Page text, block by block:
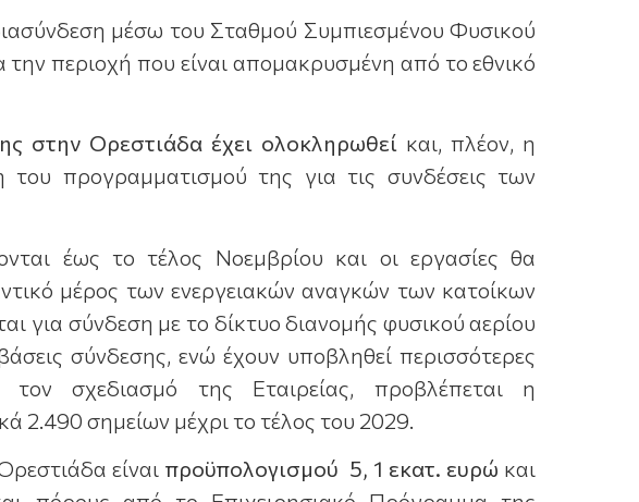
μέσω του Σταθμού Συμπιεσμένου Φυσικού
περιοχή που είναι απομακρυσμένη από το εθνικό
στην Ορεστιάδα έχει ολοκληρωθεί και, πλέον, η
προγραμματισμού της για τις συνδέσεις των
έως το τέλος Νοεμβρίου και οι εργασίες θα
μέρος των ενεργειακών αναγκών των κατοίκων
για σύνδεση με το δίκτυο διανομής φυσικού αερίου
σύνδεσης, ενώ έχουν υποβληθεί περισσότερες
σχεδιασμό της Εταιρείας, προβλέπεται η
2.490 σημείων μέχρι το τέλος του 2029.
είναι προϋπολογισμού 5, 1 εκατ. ευρώ και